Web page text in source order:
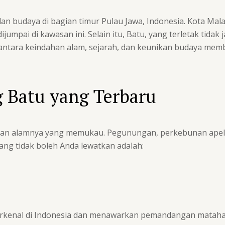
budaya di bagian timur Pulau Jawa, Indonesia. Kota
di kawasan ini. Selain itu, Batu, yang terletak
keindahan alam, sejarah, dan keunikan budaya
Batu yang Terbaru
alamnya yang memukau. Pegunungan, perkebunan
tidak boleh Anda lewatkan adalah:
di Indonesia dan menawarkan pemandangan